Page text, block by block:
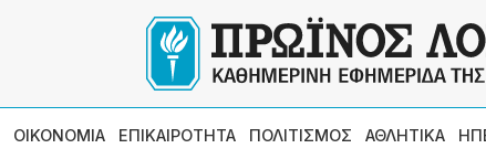
ΟΙΚΟΝΟΜΙΑ ΕΠΙΚΑΙΡΟΤΗΤΑ ΠΟΛΙΤΙΣΜΟΣ ΑΘΛΗΤΙΚΑ